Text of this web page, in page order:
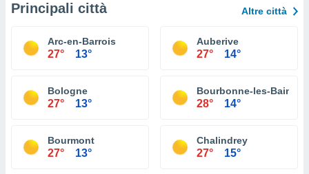
Principali città Altre città
Arc-en-Barrois
27° 13°
Auberive
27° 14°
Bologne
27° 13°
Bourbonne-les-Bains
28° 14°
Bourmont
27° 13°
Chalindrey
27° 15°